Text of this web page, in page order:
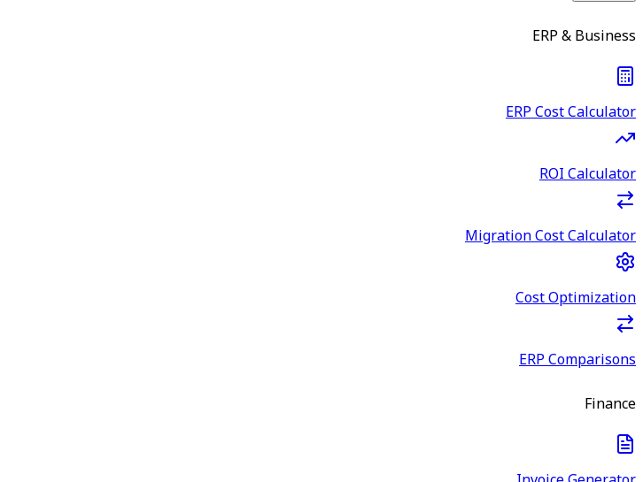
ERP & Business
ERP Cost Calculator
ROI Calculator
Migration Cost Calculator
Cost Optimization
ERP Comparisons
Finance